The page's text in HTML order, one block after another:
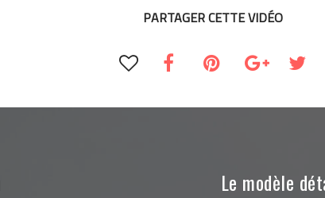
PARTAGER CETTE VIDÉO
Le modèle